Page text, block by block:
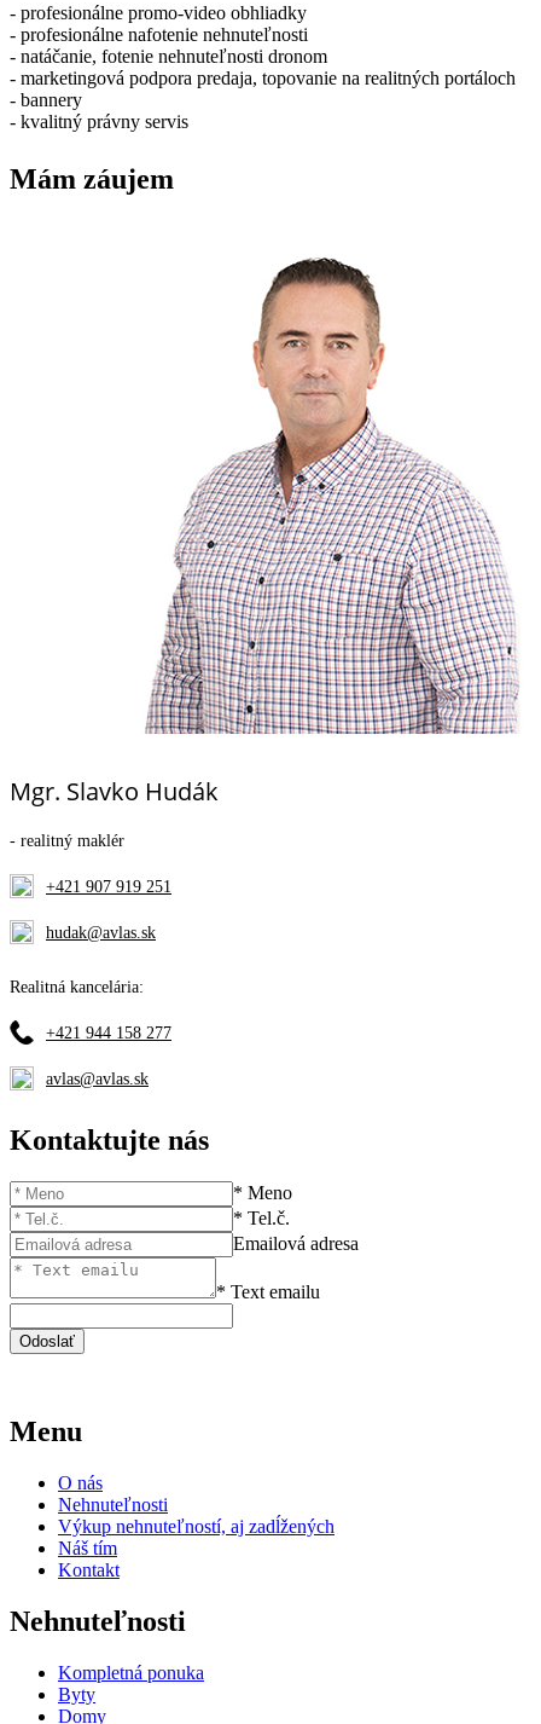
- profesionálne promo-video obhliadky
- profesionálne nafotenie nehnuteľnosti
- natáčanie, fotenie nehnuteľnosti dronom
- marketingová podpora predaja, topovanie na realitných portáloch
- bannery
- kvalitný právny servis
Mám záujem
Mgr. Slavko Hudák
- realitný maklér
+421 907 919 251
hudak@avlas.sk
Realitná kancelária:
+421 944 158 277
avlas@avlas.sk
Kontaktujte nás
* Meno
* Tel.č.
Emailová adresa
* Text emailu
Menu
O nás
Nehnuteľnosti
Výkup nehnuteľností, aj zadĺžených
Náš tím
Kontakt
Nehnuteľnosti
Kompletná ponuka
Byty
Domy